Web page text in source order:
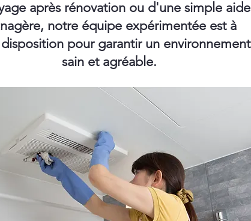
après rénovation ou d'une simple aide
notre équipe expérimentée est à
pour garantir un environnement
sain et agréable.